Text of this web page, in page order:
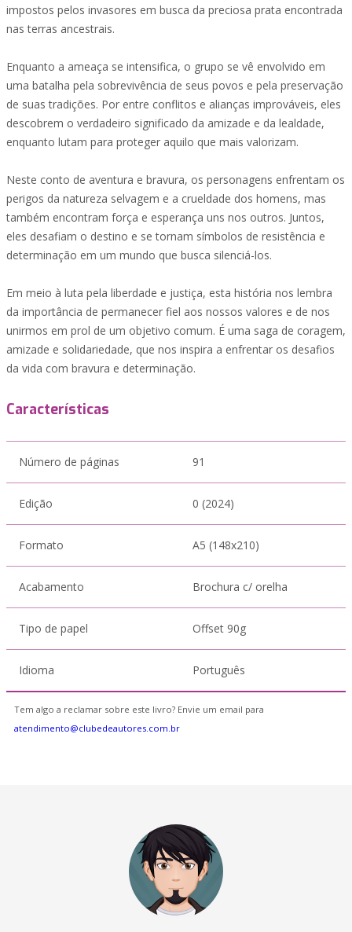
impostos pelos invasores em busca da preciosa prata encontrada
nas terras ancestrais.
Enquanto a ameaça se intensifica, o grupo se vê envolvido em
uma batalha pela sobrevivência de seus povos e pela preservação
de suas tradições. Por entre conflitos e alianças improváveis, eles
descobrem o verdadeiro significado da amizade e da lealdade,
enquanto lutam para proteger aquilo que mais valorizam.
Neste conto de aventura e bravura, os personagens enfrentam os
perigos da natureza selvagem e a crueldade dos homens, mas
também encontram força e esperança uns nos outros. Juntos,
eles desafiam o destino e se tornam símbolos de resistência e
determinação em um mundo que busca silenciá-los.
Em meio à luta pela liberdade e justiça, esta história nos lembra
da importância de permanecer fiel aos nossos valores e de nos
unirmos em prol de um objetivo comum. É uma saga de coragem,
amizade e solidariedade, que nos inspira a enfrentar os desafios
da vida com bravura e determinação.
Características
Número de páginas 91
Edição 0 (2024)
Formato A5 (148x210)
Acabamento Brochura c/ orelha
Tipo de papel Offset 90g
Idioma Português
Tem algo a reclamar sobre este livro? Envie um email para
atendimento@clubedeautores.com.br